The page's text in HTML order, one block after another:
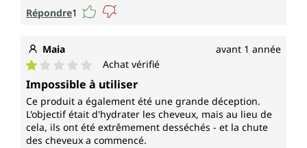
Répondre1
Maia avant 1 année
Note moyenne de 1 sur 5 étoiles
Achat vérifié
Impossible à utiliser
Ce produit a également été une grande déception.
L'objectif était d'hydrater les cheveux, mais au lieu de
cela, ils ont été extrêmement desséchés - et la chute
des cheveux a commencé.